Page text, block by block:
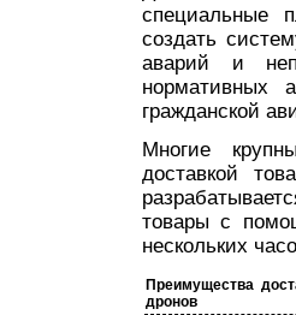
специальные
создать
аварий и
нормативных
гражданской
Многие
доставкой
товары с
нескольких
Преимущества
дронов